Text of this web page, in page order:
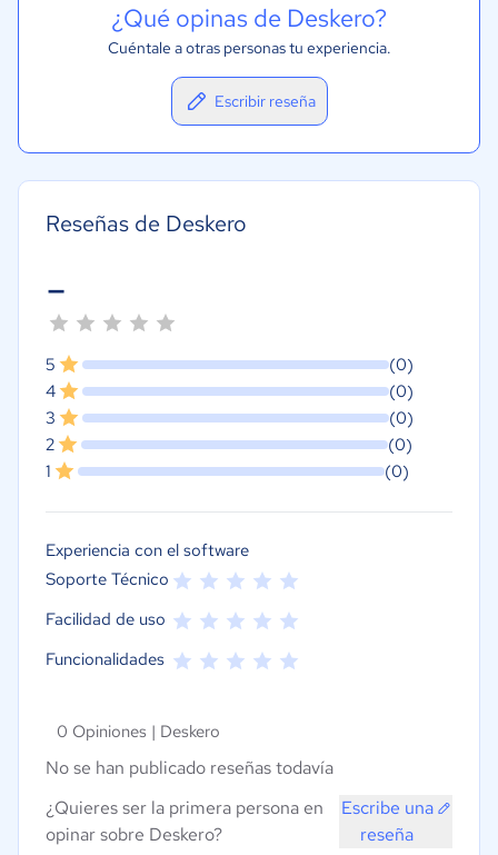
¿Qué opinas de Deskero?
Cuéntale a otras personas tu experiencia.
Escribir reseña
Reseñas de Deskero
-
5
(0)
4
(0)
3
(0)
2
(0)
1
(0)
Experiencia con el software
Soporte Técnico
Facilidad de uso
Funcionalidades
0 Opiniones | Deskero
No se han publicado reseñas todavía
¿Quieres ser la primera persona en
opinar sobre Deskero?
Escribe una
reseña